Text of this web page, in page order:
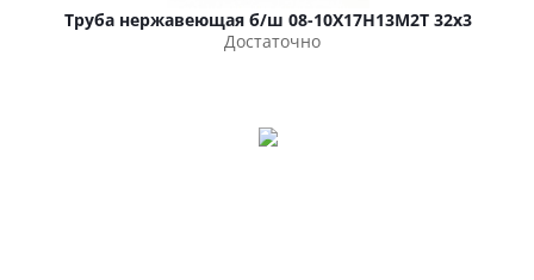
Труба нержавеющая б/ш 08-10Х17Н13М2Т 32х3
Достаточно